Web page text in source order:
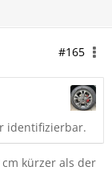
#165
identifizierbar.
kürzer als der